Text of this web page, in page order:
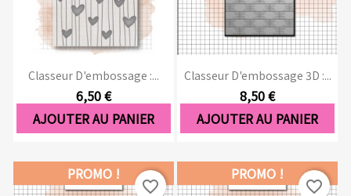
Classeur D'embossage :...
6,50 €
AJOUTER AU PANIER
Classeur D'embossage 3D :...
8,50 €
AJOUTER AU PANIER
PROMO !
favorite_border
PROMO !
favorite_border